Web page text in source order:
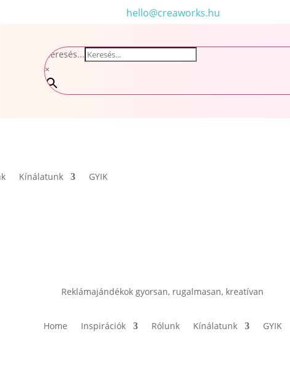
hello@creaworks.hu
Keresés...
×
Kínálatunk GYIK
Reklámajándékok gyorsan, rugalmasan, kreatívan
Home Inspirációk Rólunk Kínálatunk GYIK